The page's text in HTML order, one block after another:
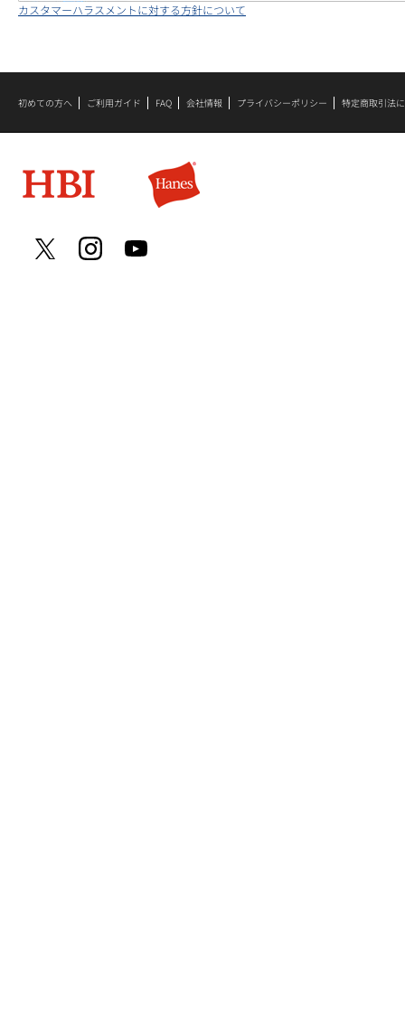
カスタマーハラスメントに対する方針について
初めての方へ ご利用ガイド FAQ 会社情報 プライバシーポリシー 特定商取引法